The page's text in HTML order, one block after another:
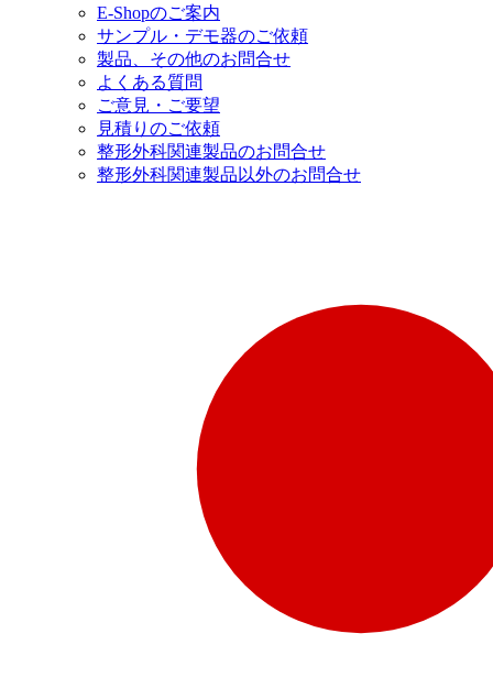
販売代理店さま向け情報​
お問合せ先、価格情報、E-Shopのご案内など販売店さ
「水頭症」とはどのような疾患なのでしょう。成人に
お問合せフォームより、ご質問をお送りください。
E-Shopのご案内
サンプル・デモ器のご依頼
製品、その他のお問合せ
よくある質問
ご意見・ご要望
見積りのご依頼
整形外科関連製品のお問合せ
整形外科関連製品以外のお問合せ